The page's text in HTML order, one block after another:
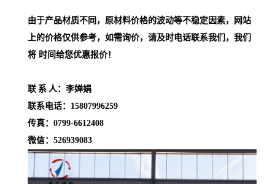
由于产品材质不同，原材料价格的波动等不稳定因素，网站
上的价格仅供参考，如需询价，请及时电话联系我们，我们
将 时间给您优惠报价！
联 系 人：李婵娟
联系电话： 15807996259
传真： 0799-6612408
微信： 526939083